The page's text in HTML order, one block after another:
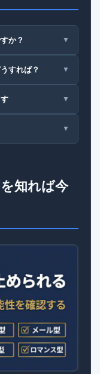
か？ ▼
すれば？ ▼
▼
▼
知れば今